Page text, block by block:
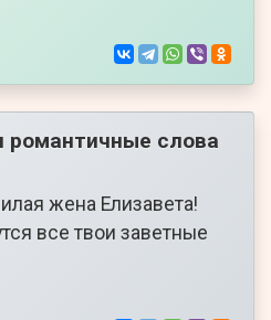
романтичные слова
жена Елизавета!
все твои заветные